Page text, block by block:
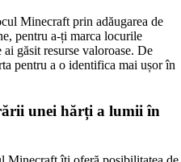
Minecraft prin adăugarea de
pentru a-ți marca locurile
găsit resurse valoroase. De
pentru a o identifica mai ușor în
unei hărți a lumii în